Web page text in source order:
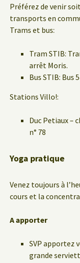
Préférez de venir
transports en
Trams et bus:
Tram STIB:
arrêt Moris.
Bus STIB: Bus
Stations Villo!:
Duc Petiaux –
n° 78
Yoga pratique
Venez toujours à
cours et la
A apporter
SVP apportez
grande